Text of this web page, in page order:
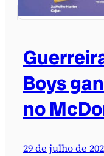
Boys
no
29 de julho de